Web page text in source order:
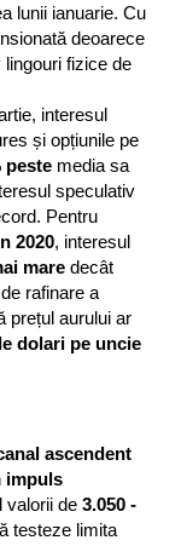
lunii ianuarie. Cu
deoarece
fizice de
interesul
și opțiunile pe
peste media sa
speculativ
Pentru
2020, interesul
mare decât
rafinare a
prețul aurului ar
dolari pe uncie
ascendent
impuls
valorii de 3.050 -
testeze limita